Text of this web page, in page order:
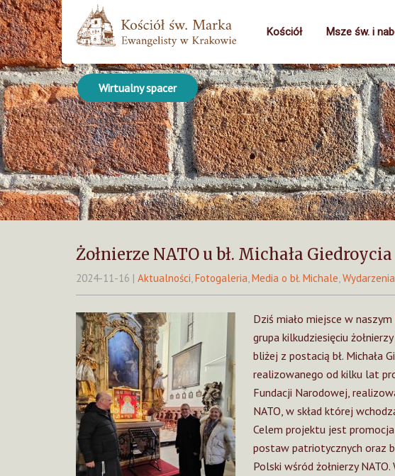
Wirtualny spacer
Kościół Msze św. i
Żołnierze NATO u bł. Michała Giedroycia
2024-11-16 | Aktualności,Fotogaleria,Media o bł. Michale,Wydarzenia
Dziś miało miejsce w
grupa kilkudziesięciu
bliżej z postacią bł. Michała
realizowanego od kilku lat
Fundacji Narodowej,
NATO, w skład której
Celem projektu jest
postaw patriotycznych oraz
Polski wśród żołnierzy